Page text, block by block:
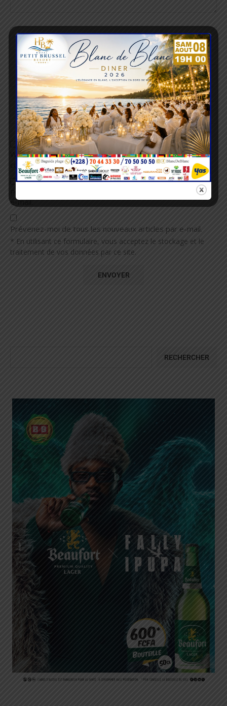
Enregistrez mon nom, mon adresse e-mail et mon site
Web dans ce navigateur pour la prochaine fois que je
commenterai.
Prévenez-moi de tous les nouveaux commentaires par
e-mail.
Prévenez-moi de tous les nouveaux articles par e-mail.
* En utilisant ce formulaire, vous acceptez le stockage et le
traitement de vos données par ce site.
RECHERCHER